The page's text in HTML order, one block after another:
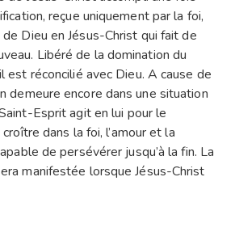
reçue uniquement par la foi,
de Dieu en Jésus-Christ qui fait de
Libéré de la domination du
est réconcilié avec Dieu. A cause de
demeure encore dans une situation
Esprit agit en lui pour le
dans la foi, l’amour et la
de persévérer jusqu’à la fin. La
manifestée lorsque Jésus-Christ